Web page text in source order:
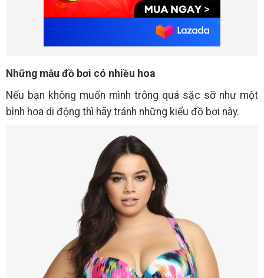
Những mẫu đồ bơi có nhiều hoa
Nếu bạn không muốn mình trông quá sặc sỡ như một
bình hoa di động thì hãy tránh những kiểu đồ bơi này.